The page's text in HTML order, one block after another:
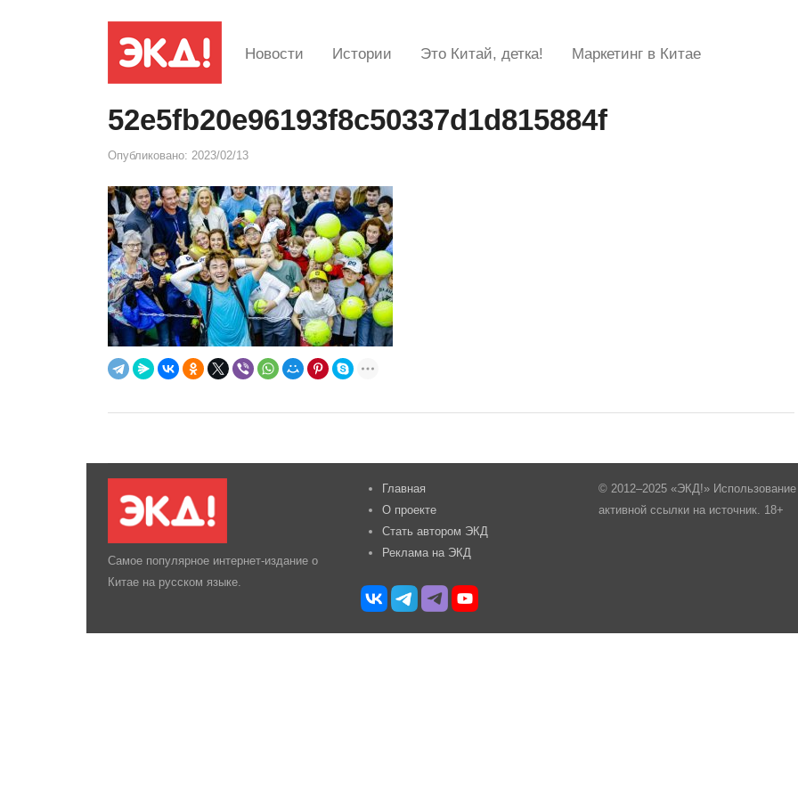
Новости Истории Это Китай, детка! Маркетинг в Китае
52e5fb20e96193f8c50337d1d815884f
Опубликовано: 2023/02/13
Самое популярное интернет-издание о
Китае на русском языке.
Главная
О проекте
Стать автором ЭКД
Реклама на ЭКД
© 2012–2025 «ЭКД!»
активной ссылки на источник. 18+